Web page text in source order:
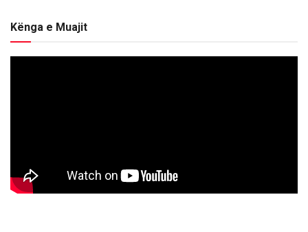
Kënga e Muajit